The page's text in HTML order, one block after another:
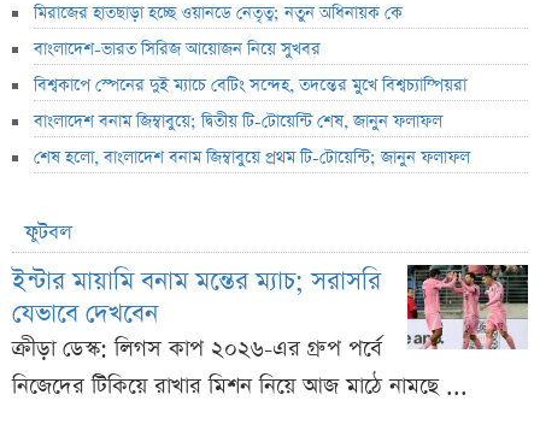
মিরাজের হাতছাড়া হচ্ছে ওয়ানডে নেতৃত্ব; নতুন অধিনায়ক কে
বাংলাদেশ-ভারত সিরিজ আয়োজন নিয়ে সুখবর
বিশ্বকাপে স্পেনের দুই ম্যাচে বেটিং সন্দেহ, তদন্তের মুখে বিশ্বচ্যাম্পিয়রা
বাংলাদেশ বনাম জিম্বাবুয়ে; দ্বিতীয় টি-টোয়েন্টি শেষ, জানুন ফলাফল
শেষ হলো, বাংলাদেশ বনাম জিম্বাবুয়ে প্রথম টি-টোয়েন্টি; জানুন ফলাফল
ফুটবল
ইন্টার মায়ামি বনাম মন্তের ম্যাচ; সরাসরি
যেভাবে দেখবেন
ক্রীড়া ডেস্ক: লিগস কাপ ২০২৬-এর গ্রুপ পর্বে
নিজেদের টিকিয়ে রাখার মিশন নিয়ে আজ মাঠে নামছে ...